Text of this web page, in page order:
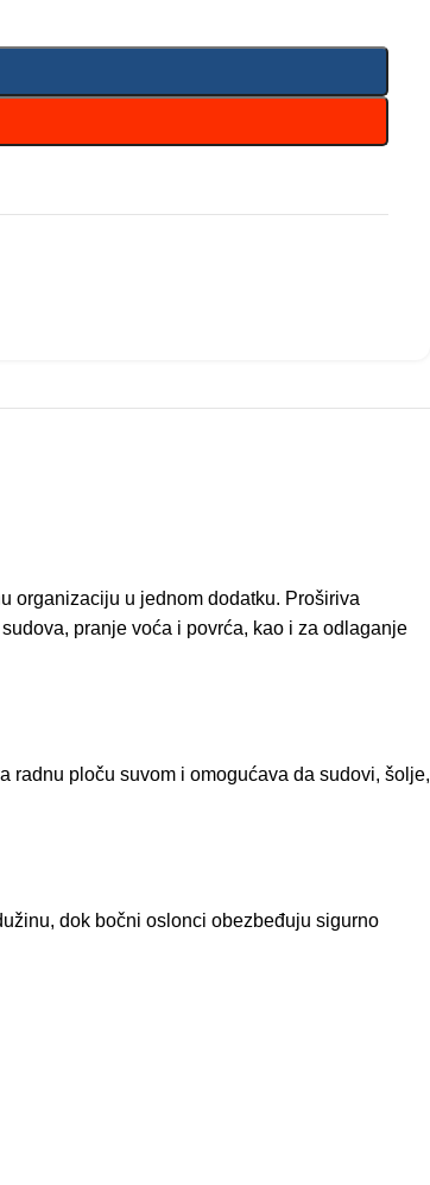
organizaciju u jednom dodatku. Proširiva
pranje voća i povrća, kao i za odlaganje
radnu ploču suvom i omogućava da sudovi, šolje,
dok bočni oslonci obezbeđuju sigurno